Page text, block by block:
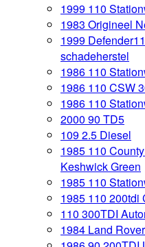
1999 110
1983 Origineel
1999
schadeherstel
1986 110
1986 110 CSW
1986 110
2000 90 TD5
109 2.5 Diesel
1985 110
Keshwick Green
1985 110
1985 110 200tdi
110 300TDI
1984 Land